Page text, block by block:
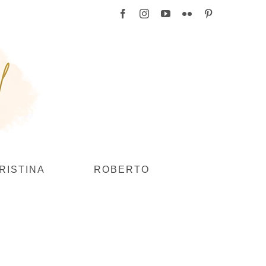
FacebookInstagramYouTubeFlickr
ROBERTO